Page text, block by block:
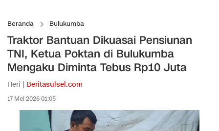
Beranda Bulukumba
Traktor Bantuan Dikuasai Pensiunan
TNI, Ketua Poktan di Bulukumba
Mengaku Diminta Tebus Rp10 Juta
Heri | Beritasulsel.com
17 Mei 2026 01:05